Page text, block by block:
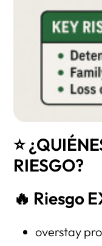
⭐
RIESGO?
🔥 Riesgo
overstay